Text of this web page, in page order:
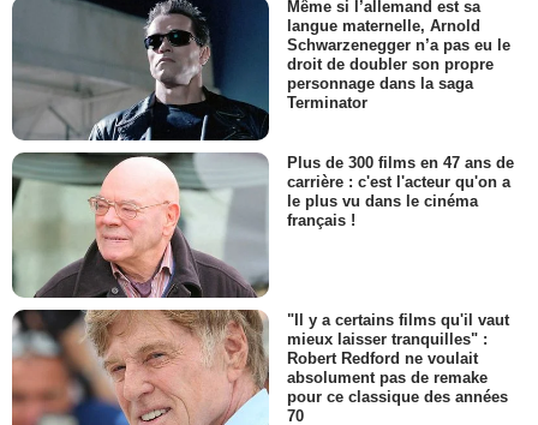
Même si l’allemand est sa
langue maternelle, Arnold
Schwarzenegger n’a pas eu le
droit de doubler son propre
personnage dans la saga
Terminator
Plus de 300 films en 47 ans de
carrière : c'est l'acteur qu'on a
le plus vu dans le cinéma
français !
"Il y a certains films qu'il vaut
mieux laisser tranquilles" :
Robert Redford ne voulait
absolument pas de remake
pour ce classique des années
70